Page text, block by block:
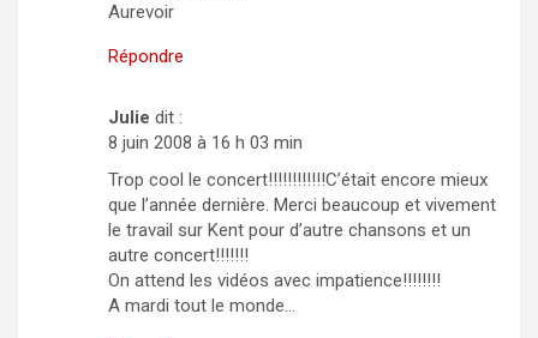
Aurevoir
Répondre
Julie dit :
8 juin 2008 à 16 h 03 min
Trop cool le concert!!!!!!!!!!!!C’était encore mieux
que l’année dernière. Merci beaucoup et vivement
le travail sur Kent pour d’autre chansons et un
autre concert!!!!!!!
On attend les vidéos avec impatience!!!!!!!!
A mardi tout le monde…